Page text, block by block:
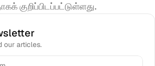
குறிப்பிடப்பட்டுள்ளது.
our articles.